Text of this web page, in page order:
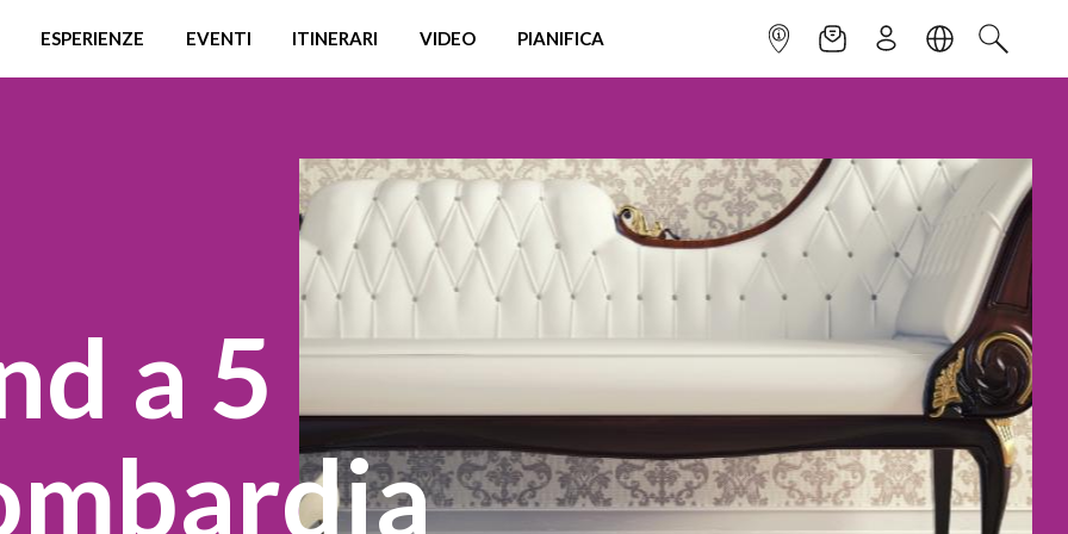
ESPERIENZE EVENTI ITINERARI VIDEO PIANIFICA INFOPOINTNEWSLETTER
ISCRIVITILINGUACERCA
a 5